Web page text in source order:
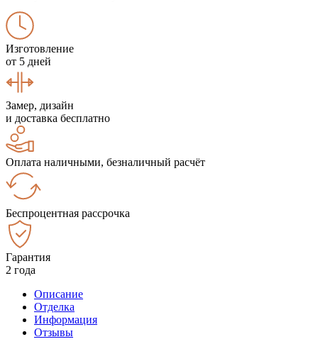
Изготовление
от 5 дней
Замер, дизайн
и доставка бесплатно
Оплата наличными, безналичный расчёт
Беспроцентная рассрочка
Гарантия
2 года
Описание
Отделка
Информация
Отзывы